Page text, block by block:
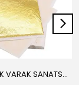
ALTIN YAPRAK VARAK SANATSAL BÜYÜK BOY FOLYO EPOKSİ REÇİNE NAİL ART 8 ADET ALTIN RENK 14X14 CM